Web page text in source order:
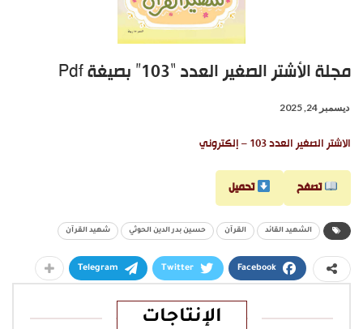
مجلة الأشتر الصغير العدد “103” بصيغة Pdf
ديسمبر 24, 2025
الاشتر الصغير العدد 103 – إلكتروني
تصفح تحميل
الشهيد القائد القرآن حسين بدر الدين الحوثي شهيد القرآن
Facebook
Twitter
Telegram
الإنتاجات